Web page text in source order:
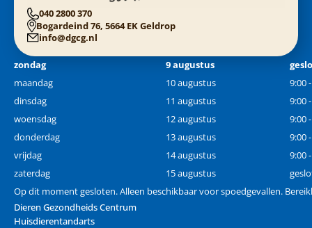
040 2800 370
Bogardeind 76, 5664 EK Geldrop
info@dgcg.nl
zondag 9 augustus
maandag
10 augustus
9:00
dinsdag
11 augustus
9:00
woensdag
12 augustus
9:00
donderdag
13 augustus
9:00
vrijdag
14 augustus
9:00
zaterdag
15 augustus
Op dit moment gesloten. Alleen beschikbaar voor spoedgevallen.
Dieren Gezondheids Centrum
Huisdierentandarts